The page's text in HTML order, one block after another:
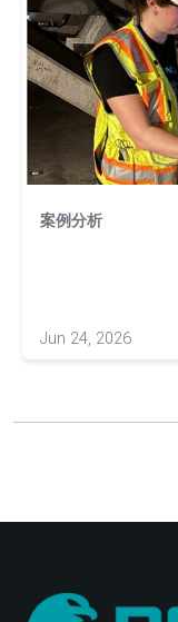
案例分析
Jun 24, 2026